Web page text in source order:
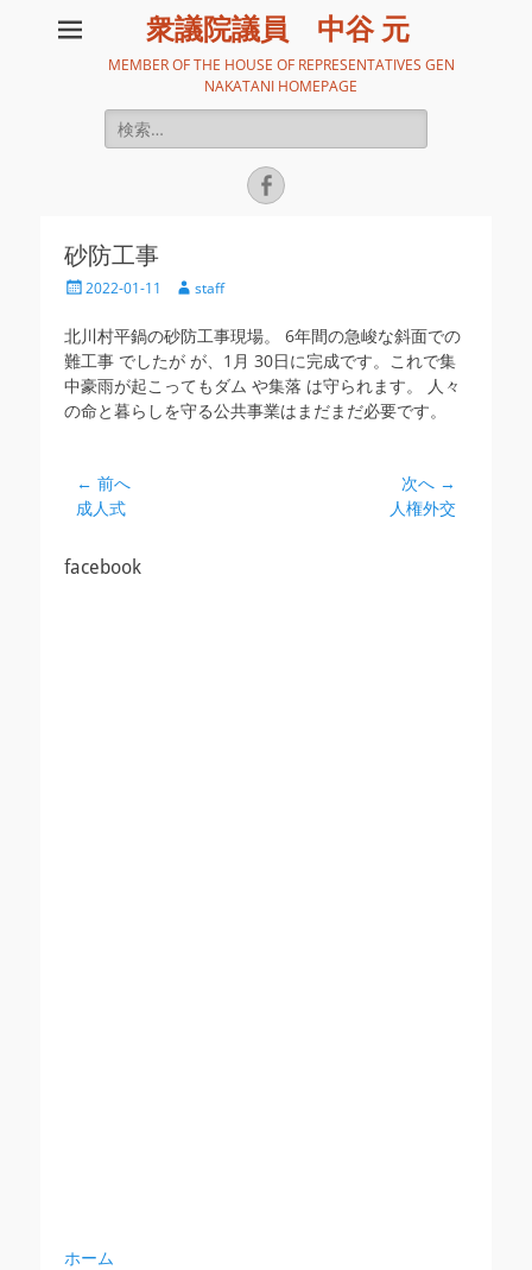
衆議院議員 中谷 元
MEMBER OF THE HOUSE OF REPRESENTATIVES GEN
NAKATANI HOMEPAGE
検
索:
Facebook
砂防工事
投
日
2022-01-11
投
者
staff
北川村平鍋の砂防工事現場。 6年間の急峻な斜面での
難工事 でしたが が、1月 30日に完成です。これで集
中豪雨が起こってもダム や集落 は守られます。 人々
の命と暮らしを守る公共事業はまだまだ必要です。
投
稿
ビ
← 前へ
前
稿:
成人式
次へ →
人権外交
facebook
ホーム